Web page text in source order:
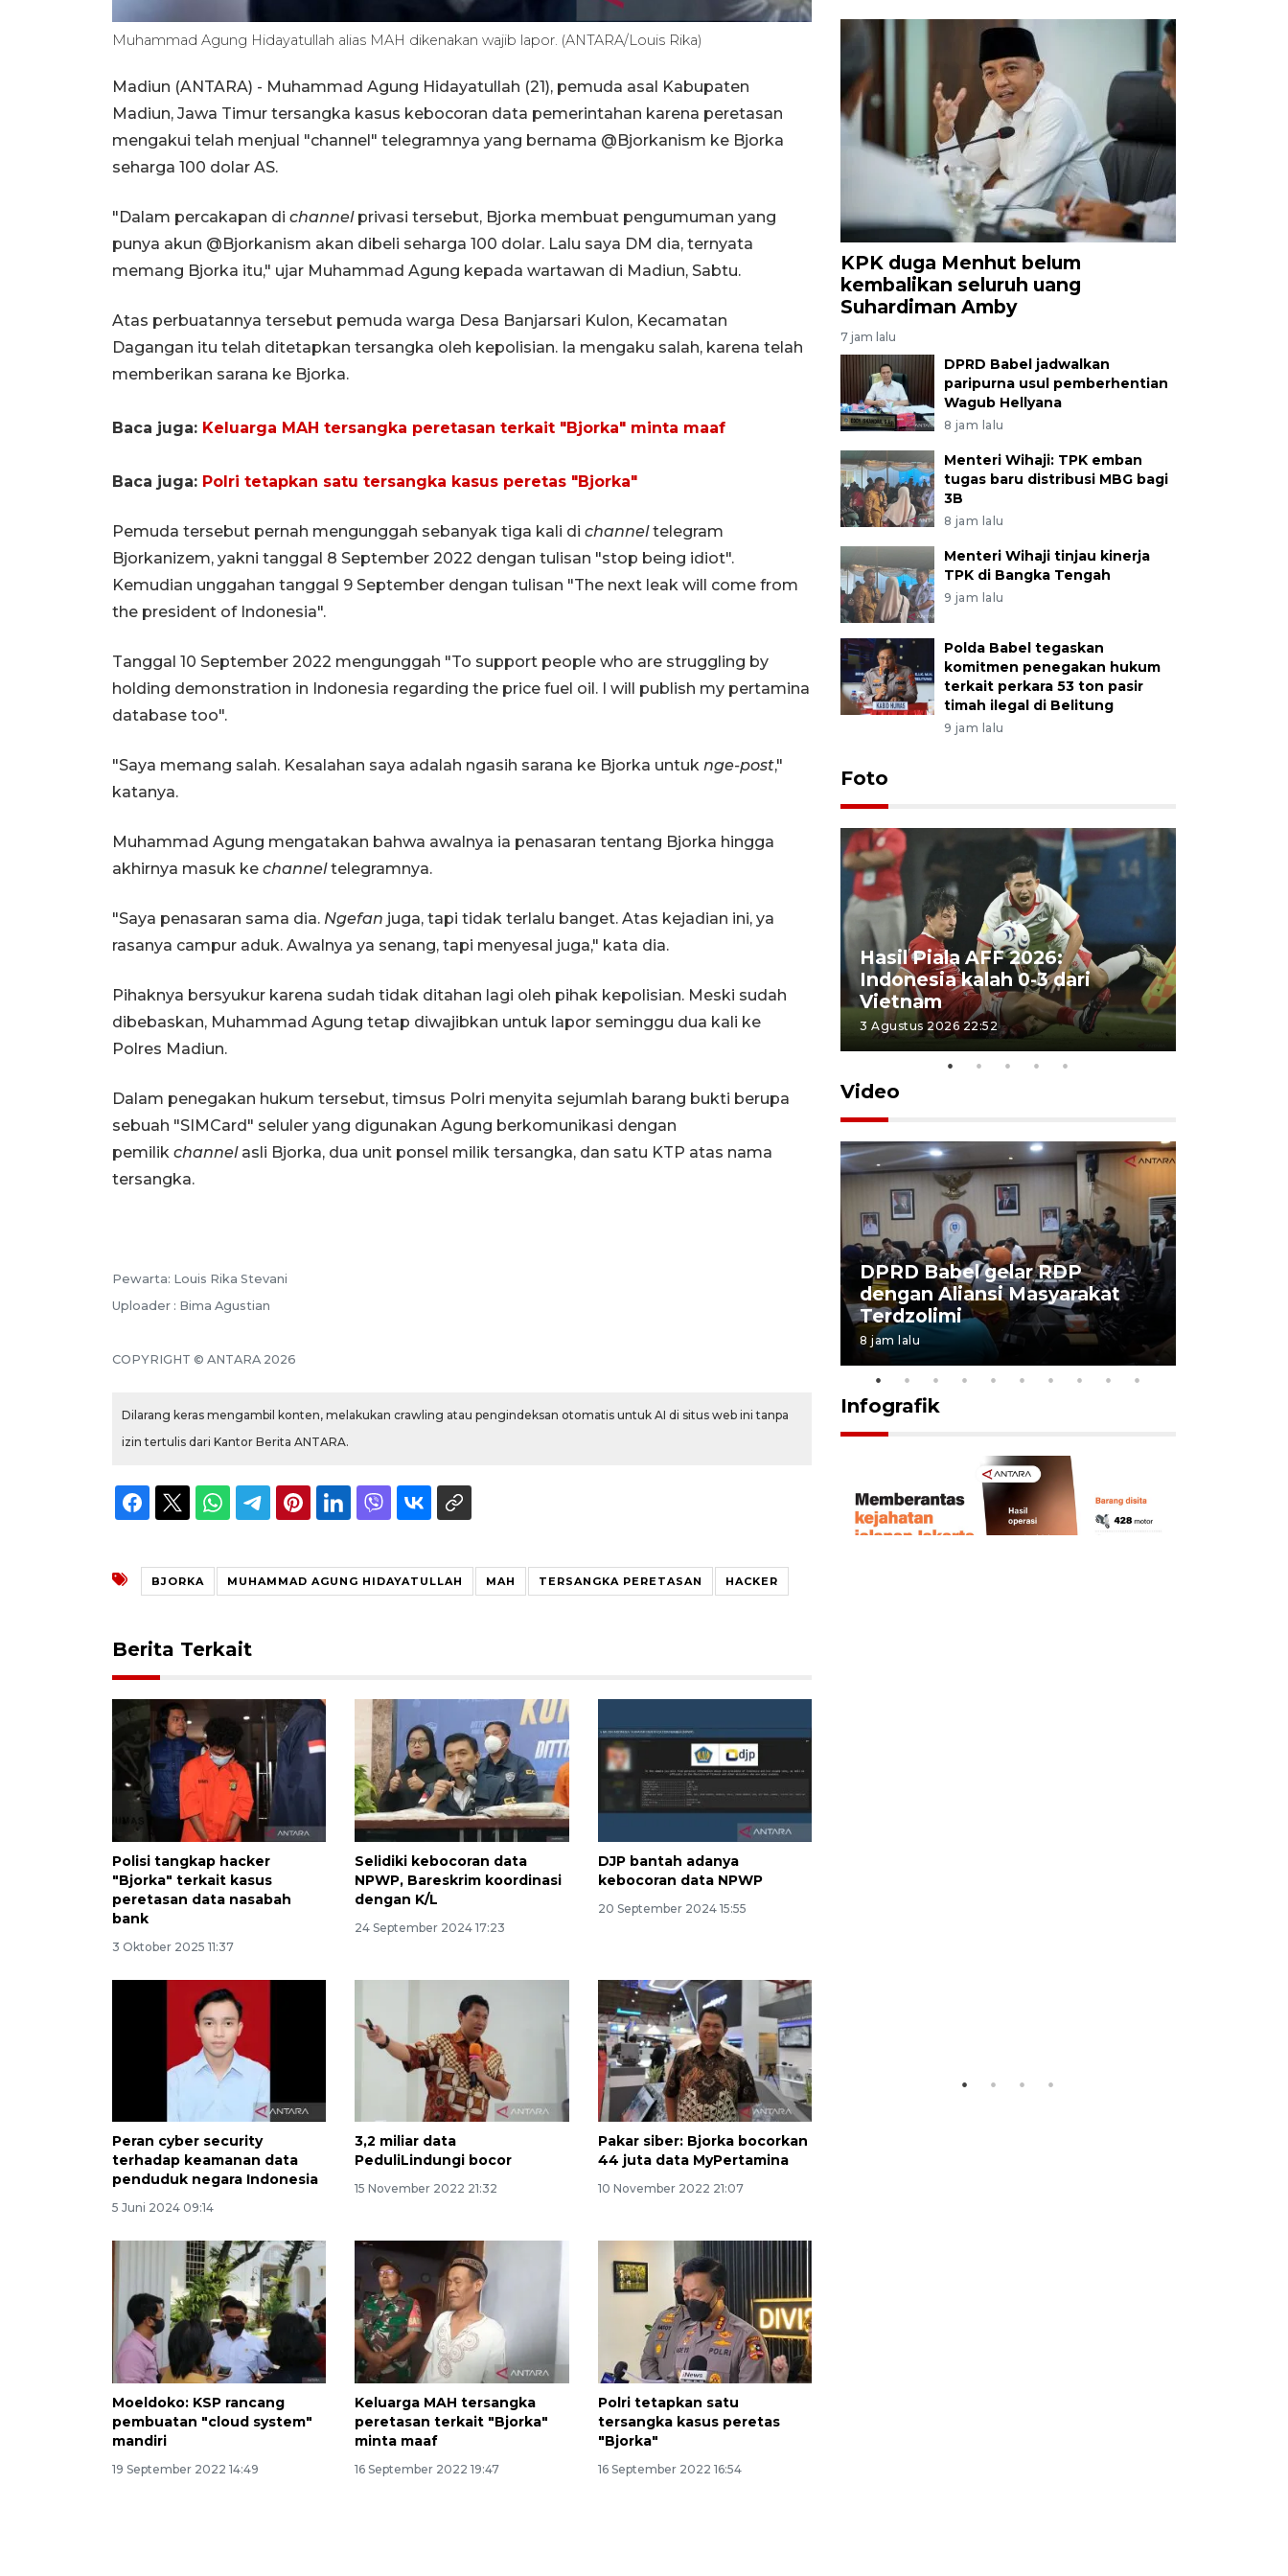
Muhammad Agung Hidayatullah alias MAH dikenakan wajib lapor. (ANTARA/Louis Rika)
Madiun (ANTARA) - Muhammad Agung Hidayatullah (21), pemuda asal Kabupaten
Madiun, Jawa Timur tersangka kasus kebocoran data pemerintahan karena peretasan
mengakui telah menjual "channel" telegramnya yang bernama @Bjorkanism ke Bjorka
seharga 100 dolar AS.
"Dalam percakapan di channelprivasi tersebut, Bjorka membuat pengumuman yang
punya akun @Bjorkanism akan dibeli seharga 100 dolar. Lalu saya DM dia, ternyata
memang Bjorka itu," ujar Muhammad Agung kepada wartawan di Madiun, Sabtu.
Atas perbuatannya tersebut pemuda warga Desa Banjarsari Kulon, Kecamatan
Dagangan itu telah ditetapkan tersangka oleh kepolisian. Ia mengaku salah, karena telah
memberikan sarana ke Bjorka.
Baca juga: Keluarga MAH tersangka peretasan terkait "Bjorka" minta maaf
Baca juga: Polri tetapkan satu tersangka kasus peretas "Bjorka"
Pemuda tersebut pernah mengunggah sebanyak tiga kali di channeltelegram
Bjorkanizem, yakni tanggal 8 September 2022 dengan tulisan "stop being idiot".
Kemudian unggahan tanggal 9 September dengan tulisan "The next leak will come from
the president of Indonesia".
Tanggal 10 September 2022 mengunggah "To support people who are struggling by
holding demonstration in Indonesia regarding the price fuel oil. I will publish my pertamina
database too".
"Saya memang salah. Kesalahan saya adalah ngasih sarana ke Bjorka untuk nge-post,"
katanya.
Muhammad Agung mengatakan bahwa awalnya ia penasaran tentang Bjorka hingga
akhirnya masuk ke channeltelegramnya.
"Saya penasaran sama dia. Ngefan juga, tapi tidak terlalu banget. Atas kejadian ini, ya
rasanya campur aduk. Awalnya ya senang, tapi menyesal juga," kata dia.
Pihaknya bersyukur karena sudah tidak ditahan lagi oleh pihak kepolisian. Meski sudah
dibebaskan, Muhammad Agung tetap diwajibkan untuk lapor seminggu dua kali ke
Polres Madiun.
Dalam penegakan hukum tersebut, timsus Polri menyita sejumlah barang bukti berupa
sebuah "SIMCard" seluler yang digunakan Agung berkomunikasi dengan
pemilik channelasli Bjorka, dua unit ponsel milik tersangka, dan satu KTP atas nama
tersangka.
Pewarta: Louis Rika Stevani
Uploader : Bima Agustian
COPYRIGHT © ANTARA 2026
Dilarang keras mengambil konten, melakukan crawling atau pengindeksan otomatis untuk AI di situs web ini tanpa
izin tertulis dari Kantor Berita ANTARA.
BJORKA MUHAMMAD AGUNG HIDAYATULLAH MAH TERSANGKA PERETASAN HACKER
Berita Terkait
Polisi tangkap hacker
"Bjorka" terkait kasus
peretasan data nasabah
bank
3 Oktober 2025 11:37
Selidiki kebocoran data
NPWP, Bareskrim koordinasi
dengan K/L
24 September 2024 17:23
DJP bantah adanya
kebocoran data NPWP
20 September 2024 15:55
Peran cyber security
terhadap keamanan data
penduduk negara Indonesia
5 Juni 2024 09:14
3,2 miliar data
PeduliLindungi bocor
15 November 2022 21:32
Pakar siber: Bjorka bocorkan
44 juta data MyPertamina
10 November 2022 21:07
Moeldoko: KSP rancang
pembuatan "cloud system"
mandiri
19 September 2022 14:49
Keluarga MAH tersangka
peretasan terkait "Bjorka"
minta maaf
16 September 2022 19:47
Polri tetapkan satu
tersangka kasus peretas
"Bjorka"
16 September 2022 16:54
KPK duga Menhut belum
kembalikan seluruh uang
Suhardiman Amby
7 jam lalu
DPRD Babel jadwalkan
paripurna usul pemberhentian
Wagub Hellyana
8 jam lalu
Menteri Wihaji: TPK emban
tugas baru distribusi MBG bagi
3B
8 jam lalu
Menteri Wihaji tinjau kinerja
TPK di Bangka Tengah
9 jam lalu
Polda Babel tegaskan
komitmen penegakan hukum
terkait perkara 53 ton pasir
timah ilegal di Belitung
9 jam lalu
Foto
ANTARA Babel-Kanwil
Sama
22 Juni 2026 16:35
Hasil Piala AFF 2026:
Indonesia kalah 0-3 dari
Vietnam
3 Agustus 2026 22:52
Video
DPRD Babel gelar RDP
dengan Aliansi Masyarakat
Terdzolimi
8 jam lalu
Infografik
Belanja turis asing beri angin
segar bagi ekonomi
2026-08-05 09:00:00